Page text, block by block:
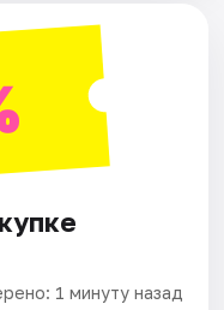
1 минуту назад